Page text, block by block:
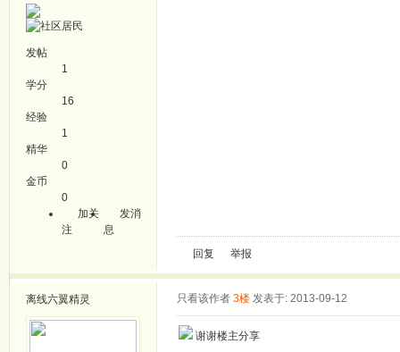
发帖
1
学分
16
经验
1
精华
0
金币
0
加关
注
发消
息
回复 举报
离线六翼精灵 只看该作者 3楼 发表于: 2013-09-12
谢谢楼主分享